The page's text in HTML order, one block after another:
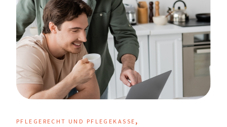
PFLEGERECHT UND PFLEGEKASSE ,